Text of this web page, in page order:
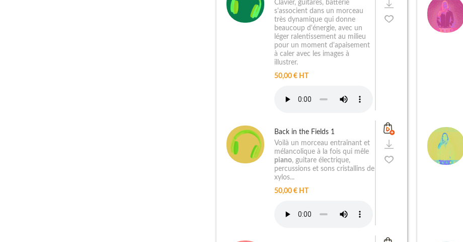
Clavier, guitares, batterie
s'associent dans un morceau
très dynamique qui donne
beaucoup d'énergie, avec un
léger ralentissement au milieu
pour un moment d'apaisement
à caler avec les images à
illustrer.
50,00 € HT
Back in the Fields 1
Voilà un morceau entraînant et
mélancolique à la fois qui mêle
piano, guitare électrique,
percussions et sons cristallins de
xylos...
50,00 € HT